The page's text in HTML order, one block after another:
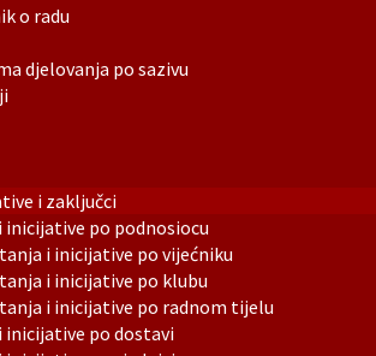
o radu
djelovanja po sazivu
i zaključci
inicijative po podnosiocu
i inicijative po vijećniku
i inicijative po klubu
i inicijative po radnom tijelu
inicijative po dostavi